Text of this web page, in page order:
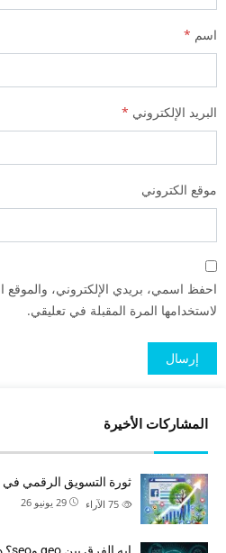
اسم *
البريد الإلكتروني *
موقع الكتروني
احفظ اسمي، بريدي الإلكتروني، والموقع
لاستخدامها المرة المقبلة في تعليقي.
المشاركات الأخيرة
ثورة التسويق الرقمي في
29 يونيو 26 الآراء